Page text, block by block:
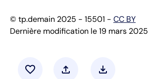
© tp.demain 2025 - 15501 - CC BY
Dernière modification le 19 mars 2025
favorite upload download